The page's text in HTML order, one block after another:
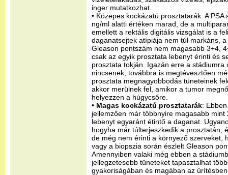
inger mutatkozhat.
• Közepes kockázatú prosztatarák: A
ng/ml alatti értéken marad, de a
emellett a rektális digitális vizsgálat is a
daganatsejtek atípiája nem túl markáns,
Gleason pontszám nem magasabb 3+4,
csak az egyik prosztata lebenyt érinti és
prosztata tokján. Igazán erre a stádiumra
nincsenek, továbbra is megtévesztően
prosztata megnagyobbodás tüneteinek
akkor merülnek fel, amikor a tumor
helyezzen a húgycsőre.
• Magas kockázatú prosztatarák:
jellemzően már többnyire magasabb
lebenyt egyaránt étintő a daganat.
hogyha már túlterjeszkedik a prosztatán,
de még nem érinti a környező szerveket,
vagy a biopszia során észlelt Gleason
Amennyiben valaki még ebben a
jellegzetesebb tüneteket tapasztalhat
gyakoriságában és magában az